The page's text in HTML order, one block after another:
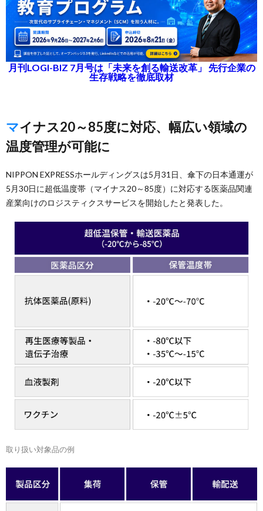
月刊LOGI-BIZ 7月号は「未来を創る輸送改革」 先行企業の
生存戦略を徹底取材
マイナス20～85度に対応、幅広い領域の
温度管理が可能に
NIPPON EXPRESSホールディングスは5月31日、傘下の日本通運が
5月30日に超低温度帯（マイナス20～85度）に対応する医薬品関連
産業向けのロジスティクスサービスを開始したと発表した。
取り扱い対象品の例